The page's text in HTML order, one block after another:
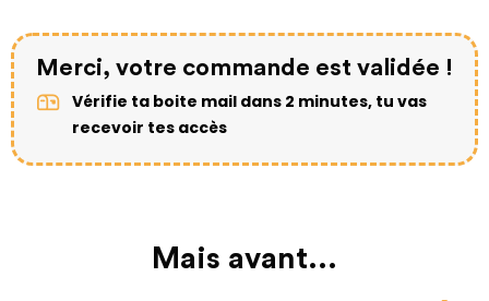
Merci, votre commande est validée !
Vérifie ta boite mail dans 2 minutes, tu vas
recevoir tes accès
Mais avant...